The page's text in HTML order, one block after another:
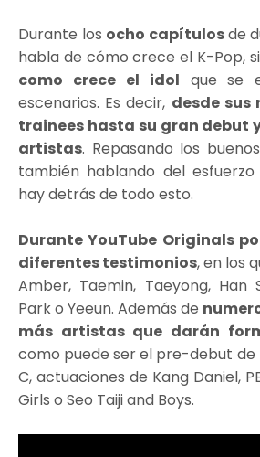
Durante los ocho capítulosde
habla de cómo crece el K-Pop,
como crece el idol que se
escenarios. Es decir, desde sus
trainees hasta su gran debut
artistas. Repasando los
también hablando del
hay detrás de todo esto.
Durante YouTube Originals
diferentes testimonios, en los
Amber, Taemin, Taeyong, Han
Park o Yeeun. Además de
más artistas que darán
como puede ser el pre-debut de
C, actuaciones de Kang Daniel,
Girls o Seo Taiji and Boys.